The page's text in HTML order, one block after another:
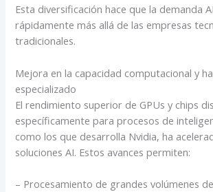
Esta diversificación hace que la demanda
rápidamente más allá de las empresas
tradicionales.
Mejora en la capacidad computacional y
especializado
El rendimiento superior de GPUs y chips
específicamente para procesos de
como los que desarrolla Nvidia, ha
soluciones AI. Estos avances permiten:
– Procesamiento de grandes volúmenes